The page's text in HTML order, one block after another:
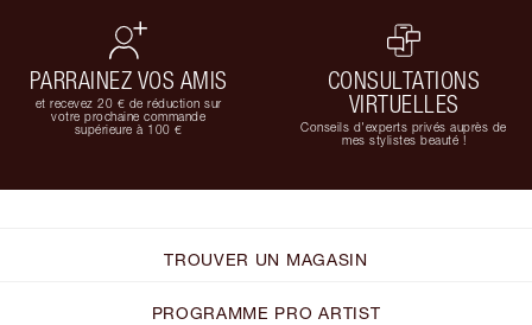
PARRAINEZ VOS AMIS
et recevez 20 € de réduction sur
votre prochaine commande
supérieure à 100 €
CONSULTATIONS
VIRTUELLES
Conseils d'experts privés auprès de
mes stylistes beauté !
TROUVER UN MAGASIN
PROGRAMME PRO ARTIST